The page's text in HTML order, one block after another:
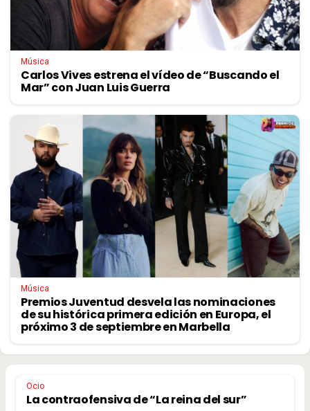
Música
Carlos Vives estrena el vídeo de “Buscando el
Mar” con Juan Luis Guerra
Música
Premios Juventud desvela las nominaciones
de su histórica primera edición en Europa, el
próximo 3 de septiembre en Marbella
Ocio
La contraofensiva de “La reina del sur”